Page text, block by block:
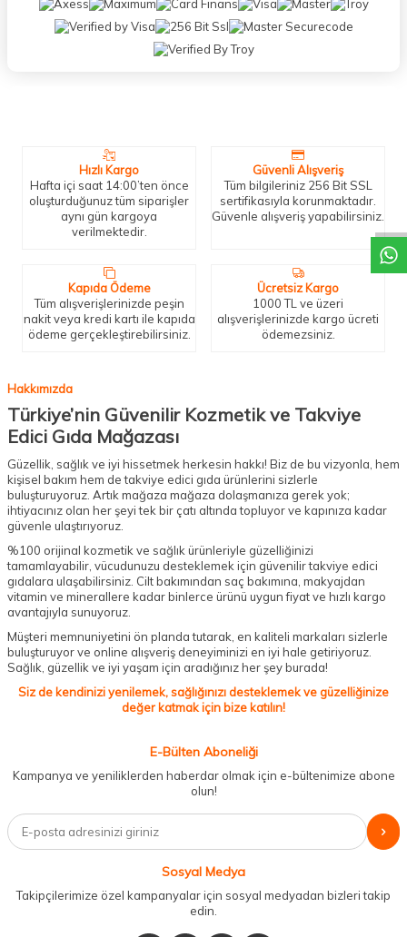
DESTEK
Hızlı Kargo
Hafta içi saat 14:00’ten önce
oluşturduğunuz tüm siparişler
aynı gün kargoya
verilmektedir.
Güvenli Alışveriş
Tüm bilgileriniz 256 Bit SSL
sertifikasıyla korunmaktadır.
Güvenle alışveriş yapabilirsiniz.
Kapıda Ödeme
Tüm alışverişlerinizde peşin
nakit veya kredi kartı ile kapıda
ödeme gerçekleştirebilirsiniz.
Ücretsiz Kargo
1000 TL ve üzeri
alışverişlerinizde kargo ücreti
ödemezsiniz.
Hakkımızda
Türkiye’nin Güvenilir Kozmetik ve Takviye
Edici Gıda Mağazası
Güzellik, sağlık ve iyi hissetmek herkesin hakkı! Biz de bu vizyonla, hem
kişisel bakım hem de takviye edici gıda ürünlerini sizlerle
buluşturuyoruz. Artık mağaza mağaza dolaşmanıza gerek yok;
ihtiyacınız olan her şeyi tek bir çatı altında topluyor ve kapınıza kadar
güvenle ulaştırıyoruz.
%100 orijinal kozmetik ve sağlık ürünleriyle güzelliğinizi
tamamlayabilir, vücudunuzu desteklemek için güvenilir takviye edici
gıdalara ulaşabilirsiniz. Cilt bakımından saç bakımına, makyajdan
vitamin ve minerallere kadar binlerce ürünü uygun fiyat ve hızlı kargo
avantajıyla sunuyoruz.
Müşteri memnuniyetini ön planda tutarak, en kaliteli markaları sizlerle
buluşturuyor ve online alışveriş deneyiminizi en iyi hale getiriyoruz.
Sağlık, güzellik ve iyi yaşam için aradığınız her şey burada!
Siz de kendinizi yenilemek, sağlığınızı desteklemek ve güzelliğinize
değer katmak için bize katılın!
E-Bülten Aboneliği
Kampanya ve yeniliklerden haberdar olmak için e-bültenimize abone
olun!
Sosyal Medya
Takipçilerimize özel kampanyalar için sosyal medyadan bizleri takip
edin.